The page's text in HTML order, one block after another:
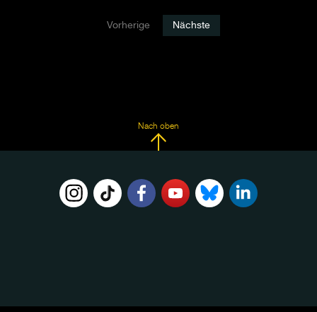
Vorherige Nächste
Nach oben